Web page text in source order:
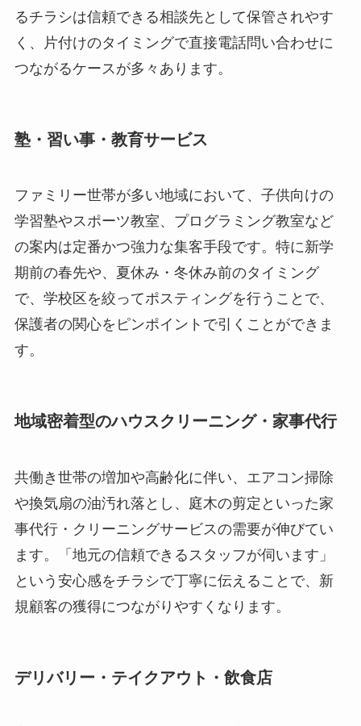
るチラシは信頼できる相談先として保管されやす
く、片付けのタイミングで直接電話問い合わせに
つながるケースが多々あります。
塾・習い事・教育サービス
ファミリー世帯が多い地域において、子供向けの
学習塾やスポーツ教室、プログラミング教室など
の案内は定番かつ強力な集客手段です。特に新学
期前の春先や、夏休み・冬休み前のタイミング
で、学校区を絞ってポスティングを行うことで、
保護者の関心をピンポイントで引くことができま
す。
地域密着型のハウスクリーニング・家事代行
共働き世帯の増加や高齢化に伴い、エアコン掃除
や換気扇の油汚れ落とし、庭木の剪定といった家
事代行・クリーニングサービスの需要が伸びてい
ます。「地元の信頼できるスタッフが伺います」
という安心感をチラシで丁寧に伝えることで、新
規顧客の獲得につながりやすくなります。
デリバリー・テイクアウト・飲食店